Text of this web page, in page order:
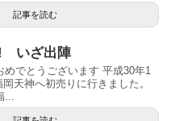
記事を読む
いざ出陣
でとうございます 平成30年1
天神へ初売りに行きました。
...